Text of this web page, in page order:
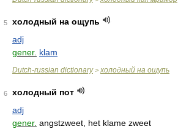
5
холодный на ощупь
adj
gener. klam
Dutch-russian dictionary> холодный на ощупь
6
холодный пот
adj
gener. angstzweet, het klame zweet